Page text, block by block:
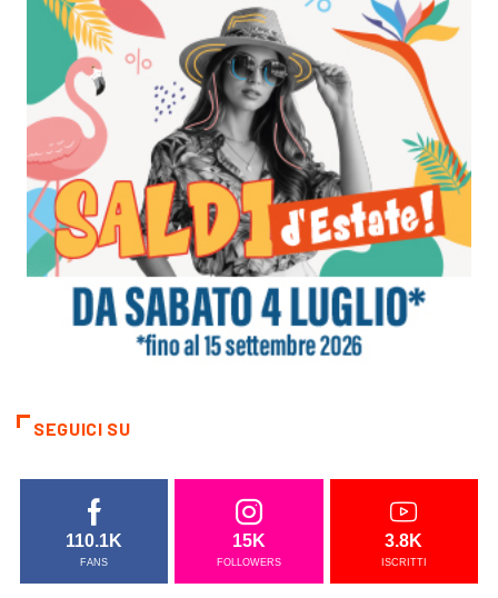
SEGUICI SU
110.1K
FANS
15K
FOLLOWERS
3.8K
ISCRITTI